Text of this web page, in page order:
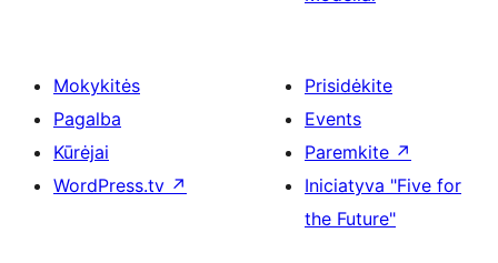
Mokykitės
Pagalba
Kūrėjai
WordPress.tv ↗
Prisidėkite
Events
Paremkite ↗
Iniciatyva "Five for
the Future"